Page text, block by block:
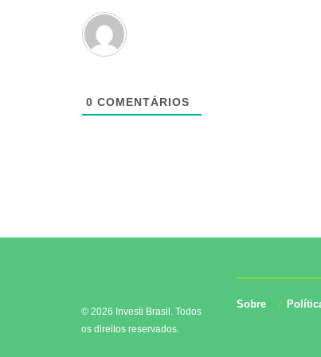
0 COMENTÁRIOS
© 2026 Investi Brasil. Todos
os direitos reservados.
Sobre